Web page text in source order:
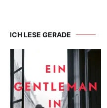
ICH LESE GERADE